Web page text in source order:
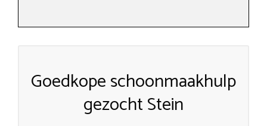
Goedkope schoonmaakhulp
gezocht Stein